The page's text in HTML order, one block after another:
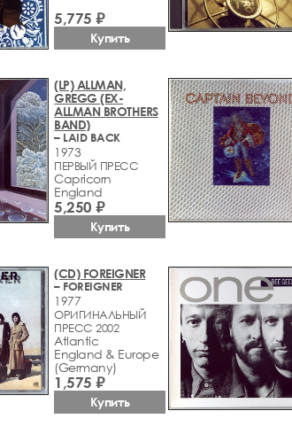
5,775 ₽
Купить
(LP) ALLMAN,
GREGG (EX-
ALLMAN BROTHERS
BAND)
– LAID BACK
1973
ПЕРВЫЙ ПРЕСС
Capricorn
England
5,250 ₽
Купить
(CD) FOREIGNER
– FOREIGNER
1977
ОРИГИНАЛЬНЫЙ
ПРЕСС 2002
Atlantic
England & Europe
(Germany)
1,575 ₽
Купить